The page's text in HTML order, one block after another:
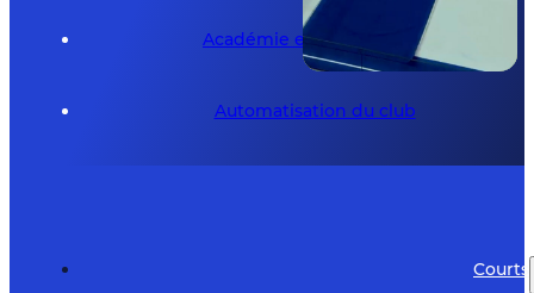
Académie et événements
Automatisation du club
Courts